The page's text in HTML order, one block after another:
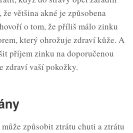
většina akné je způsobena
o tom, že příliš málo zinku
který ohrožuje zdraví kůže. A
příjem zinku na doporučenou
zdraví vaší pokožky.
způsobit ztrátu chuti a ztrátu